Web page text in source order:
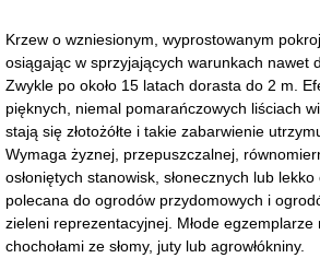
Krzew o wzniesionym, wyprostowanym
osiągając w sprzyjających warunkach nawet
Zwykle po około 15 latach dorasta do 2 m.
pięknych, niemal pomarańczowych liściach
stają się złotożółte i takie zabarwienie
Wymaga żyznej, przepuszczalnej,
osłoniętych stanowisk, słonecznych lub
polecana do ogrodów przydomowych i
zieleni reprezentacyjnej. Młode egzemplarze
chochołami ze słomy, juty lub agrowłókniny.